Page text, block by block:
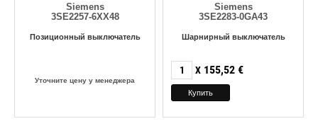
Siemens
3SE2257-6XX48
Позиционный выключатель
Уточните цену у менеджера
Siemens
3SE2283-0GA43
Шарнирный выключатель
X 155,52 €